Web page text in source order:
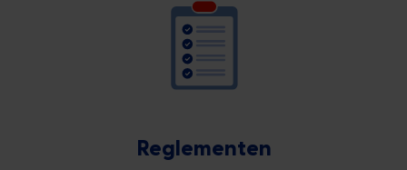
Reglementen